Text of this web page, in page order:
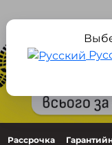
Рассрочка